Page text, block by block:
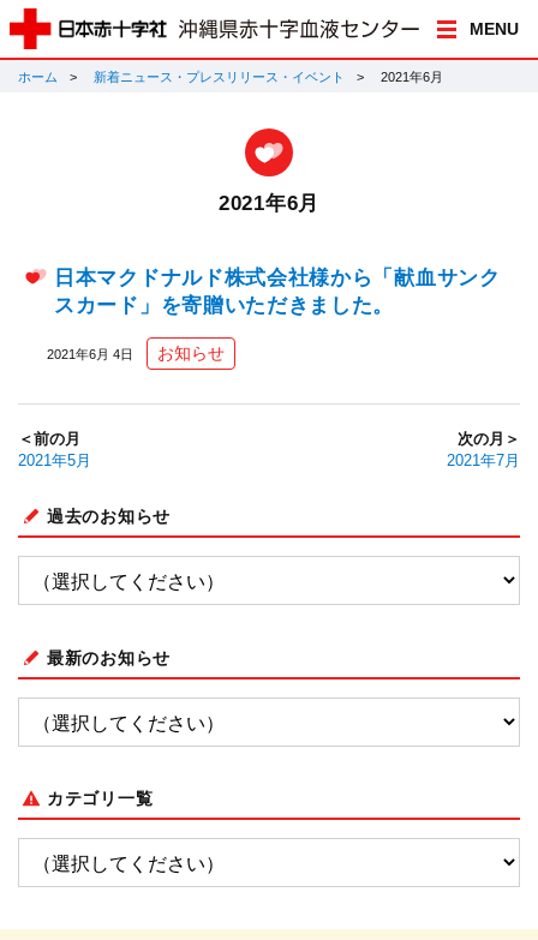
MENU
ホーム 新着ニュース・プレスリリース・イベント 2021年6月
2021年6月
日本マクドナルド株式会社様から「献血サンク
スカード」を寄贈いただきました。
2021年6月 4日 お知らせ
＜前の月
2021年5月
次の月＞
2021年7月
過去のお知らせ
最新のお知らせ
カテゴリ一覧